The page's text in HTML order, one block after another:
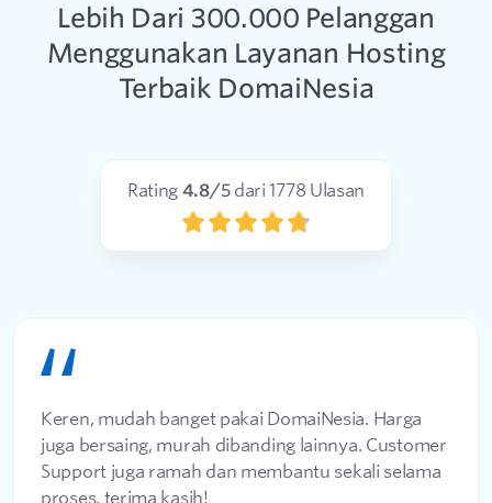
Lebih Dari 300.000 Pelanggan
Menggunakan Layanan Hosting
Terbaik DomaiNesia
Rating 4.8/5dari1778 Ulasan
Keren, mudah banget pakai DomaiNesia. Harga
juga bersaing, murah dibanding lainnya. Customer
Support juga ramah dan membantu sekali selama
proses, terima kasih!